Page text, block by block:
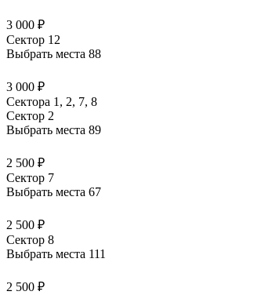
3 000 ₽
Сектор 12
Выбрать места 88
3 000 ₽
Сектора 1, 2, 7, 8
Сектор 2
Выбрать места 89
2 500 ₽
Сектор 7
Выбрать места 67
2 500 ₽
Сектор 8
Выбрать места 111
2 500 ₽